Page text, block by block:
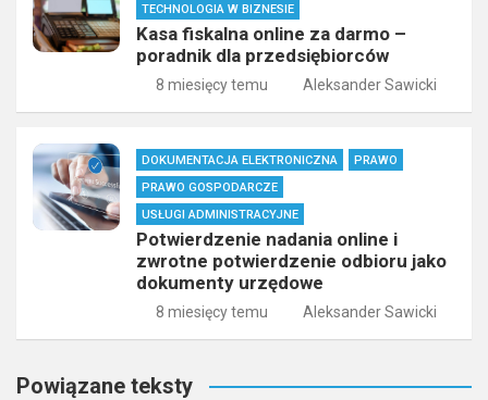
TECHNOLOGIA W BIZNESIE
Kasa fiskalna online za darmo –
poradnik dla przedsiębiorców
8 miesięcy temu Aleksander Sawicki
DOKUMENTACJA ELEKTRONICZNA
PRAWO
PRAWO GOSPODARCZE
USŁUGI ADMINISTRACYJNE
Potwierdzenie nadania online i
zwrotne potwierdzenie odbioru jako
dokumenty urzędowe
8 miesięcy temu Aleksander Sawicki
Powiązane teksty